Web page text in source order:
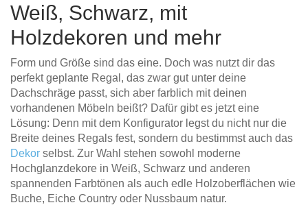
Weiß, Schwarz, mit
Holzdekoren und mehr
Form und Größe sind das eine. Doch was nutzt dir das
perfekt geplante Regal, das zwar gut unter deine
Dachschräge passt, sich aber farblich mit deinen
vorhandenen Möbeln beißt? Dafür gibt es jetzt eine
Lösung: Denn mit dem Konfigurator legst du nicht nur die
Breite deines Regals fest, sondern du bestimmst auch das
Dekor selbst. Zur Wahl stehen sowohl moderne
Hochglanzdekore in Weiß, Schwarz und anderen
spannenden Farbtönen als auch edle Holzoberflächen wie
Buche, Eiche Country oder Nussbaum natur.